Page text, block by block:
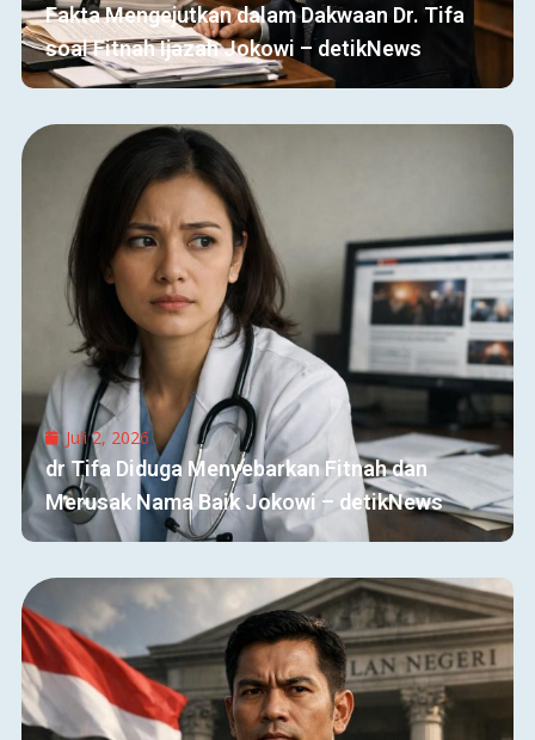
Fakta Mengejutkan dalam Dakwaan Dr. Tifa
soal Fitnah Ijazah Jokowi – detikNews
Juli 2, 2026
dr Tifa Diduga Menyebarkan Fitnah dan
Merusak Nama Baik Jokowi – detikNews